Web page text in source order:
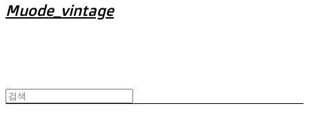
Muode_vintage